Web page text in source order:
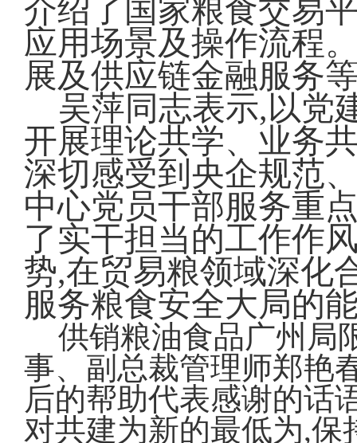
介绍了国家粮食交易
应用场景及操作流程
展及供应链金融服务
吴萍同志表示,以党
开展理论共学、业务
深切感受到央企规范
中心党员干部服务重
了实干担当的工作作
势,在贸易粮领域深化
服务粮食安全大局的
供销粮油食品广州局
事、副总裁管理师郑艳
后的帮助代表感谢的话
对共建为新的最低为,